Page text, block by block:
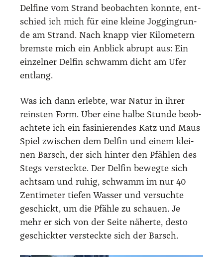
Del­fi­ne vom Strand beob­ach­ten konn­te, ent­
schied ich mich für eine klei­ne Jog­ging­run­
de am Strand. Nach knapp vier Kilo­me­tern
brems­te mich ein Anblick abrupt aus: Ein
ein­zel­ner Del­fin schwamm dicht am Ufer
ent­lang.
Was ich dann erleb­te, war Natur in ihrer
reins­ten Form. Über eine hal­be Stun­de beob­
ach­te­te ich ein fasi­nie­ren­des Katz und Maus
Spiel zwi­schen dem Del­fin und einem klei­
nen Barsch, der sich hin­ter den Pfäh­len des
Stegs ver­steck­te. Der Del­fin beweg­te sich
acht­sam und ruhig, schwamm im nur 40
Zen­ti­me­ter tie­fen Was­ser und ver­such­te
geschickt, um die Pfäh­le zu schau­en. Je
mehr er sich von der Sei­te näher­te, des­to
geschick­ter ver­steck­te sich der Barsch.